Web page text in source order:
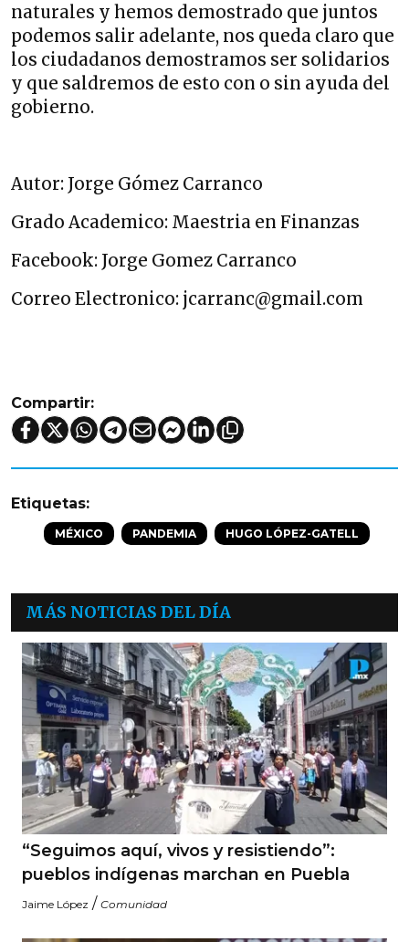
naturales y hemos demostrado que juntos
podemos salir adelante, nos queda claro que
los ciudadanos demostramos ser solidarios
y que saldremos de esto con o sin ayuda del
gobierno.
Autor: Jorge Gómez Carranco
Grado Academico: Maestria en Finanzas
Facebook: Jorge Gomez Carranco
Correo Electronico: jcarranc@gmail.com
Compartir:
Etiquetas:
MÉXICO PANDEMIA HUGO LÓPEZ-GATELL
MÁS NOTICIAS DEL DÍA
“Seguimos aquí, vivos y resistiendo”:
pueblos indígenas marchan en Puebla
Jaime López / Comunidad